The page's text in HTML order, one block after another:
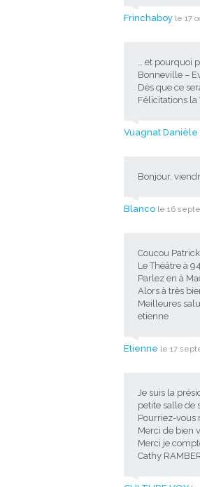
Frinchaboy le 17
… et pourquoi
Bonneville –
Dès que ce
Félicitations
Vuagnat Danièle
Bonjour,
Blanco le 16
Coucou
Le Théâtre à
Parlez en à
Alors à très
Meilleures
etienne
Etienne le 17
Je suis la
petite salle de
Pourriez-vous
Merci de bien
Merci je
Cathy